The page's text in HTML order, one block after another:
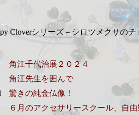
Cloverシリーズ－シロツメクサのチ
角江千代治展２０２４
角江先生を囲んで
驚きの純金仏像！
６月のアクセサリースクール、自